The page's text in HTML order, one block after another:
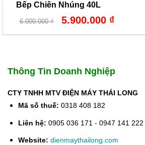
Bếp Chiên Nhúng 40L
6.000.000₫
Giá
gốc
6.000.000 ₫.
5.900.000 ₫Giá
hiện
là:
Thông Tin Doanh Nghiệp
CTY TNHH MTV ĐIỆN MÁY THÁI LONG
Mã số thuế: 0318 408 182
Liên hệ: 0905 036 171 - 0947 141 222
Website: dienmaythailong.com